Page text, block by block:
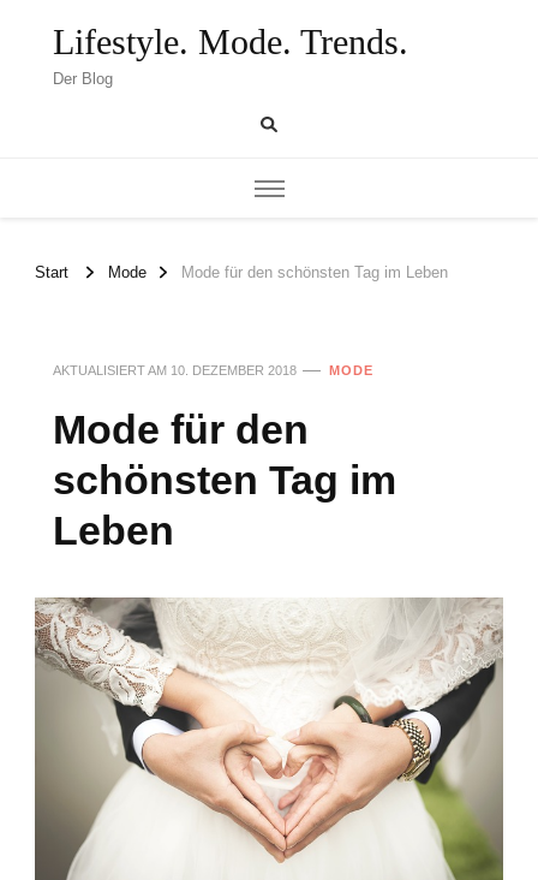
Lifestyle. Mode. Trends.
Der Blog
Start Mode Mode für den schönsten Tag im Leben
AKTUALISIERT AM 10. DEZEMBER 2018 MODE
Mode für den
schönsten Tag im
Leben